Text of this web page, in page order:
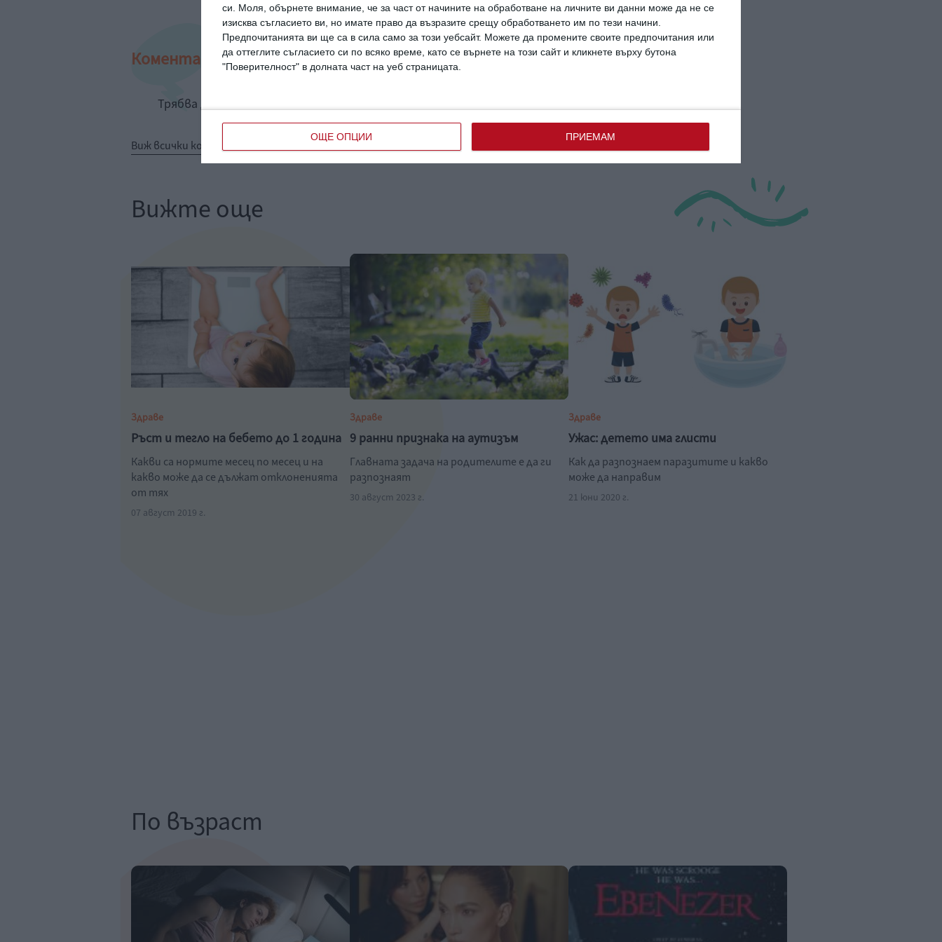
си.
Моля, обърнете внимание, че за част от начините на обработване на личните ви данни може да не се
изисква съгласието ви, но имате право да възразите срещу обработването им по тези начини.
Предпочитанията ви ще са в сила само за този уебсайт. Можете да промените своите предпочитания или
да оттеглите съгласието си по всяко време, като се върнете на този сайт и кликнете върху бутона
"Поверителност" в долната част на уеб страницата.
ОЩЕ ОПЦИИ ПРИЕМАМ
Коментари
Трябва да сте регистриран потребител за да напишете коментар
Виж всички коментари
Вижте още
Здраве
Ръст и тегло на бебето до 1 година
Какви са нормите месец по месец и на
какво може да се дължат отклоненията
от тях
07 август 2019 г.
Здраве
9 ранни признака на аутизъм
Главната задача на родителите е да ги
разпознаят
30 август 2023 г.
Здраве
Ужас: детето има глисти
Как да разпознаем паразитите и какво
може да направим
21 юни 2020 г.
По възраст